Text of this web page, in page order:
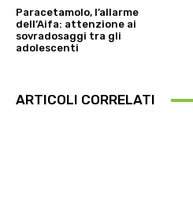
Paracetamolo, l’allarme
dell’Aifa: attenzione ai
sovradosaggi tra gli
adolescenti
ARTICOLI CORRELATI